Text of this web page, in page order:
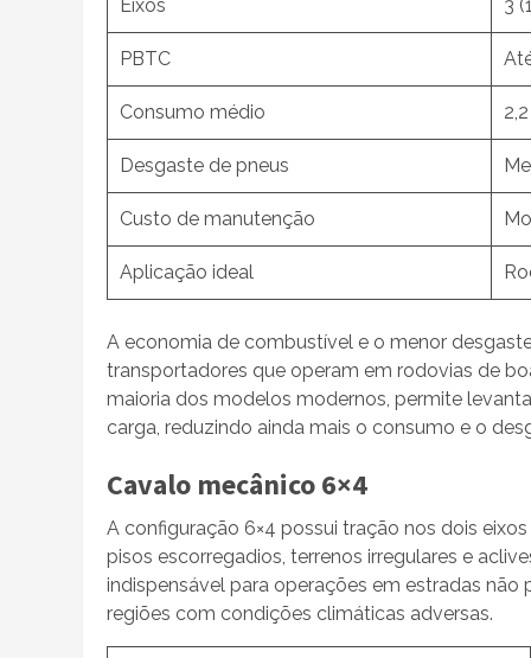
Eixos 3
PBTC
Consumo médio
Desgaste de pneus
Custo de manutenção
Aplicação ideal
A economia de combustível e o menor
transportadores que operam em rodovias de
maioria dos modelos modernos, permite
carga, reduzindo ainda mais o consumo e o
Cavalo mecânico 6×4
A configuração 6×4 possui tração nos dois
pisos escorregadios, terrenos irregulares e
indispensável para operações em estradas
regiões com condições climáticas adversas.